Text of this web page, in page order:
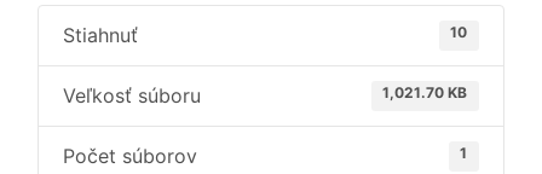
Stiahnuť 10
Veľkosť súboru 1,021.70 KB
Počet súborov 1